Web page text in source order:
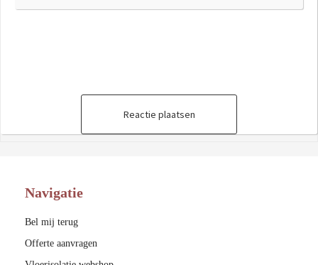
Reactie plaatsen
Navigatie
Bel mij terug
Offerte aanvragen